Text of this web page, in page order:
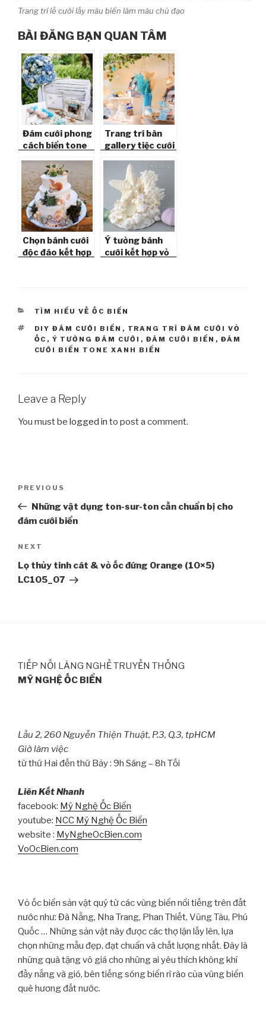
Trang trí lễ cưới lấy màu biển làm màu chủ đạo
BÀI ĐĂNG BẠN QUAN TÂM
Đám cưới phong
cách biển tone
biển
Trang trí bàn
gallery tiệc cưới
tone trắng &
xanh
Chọn bánh cưới
độc đáo kết hợp
Ý tưởng bánh
cưới kết hợp vỏ
CATEGORIES
TÌM HIỂU VỀ ỐC BIỂN
TAGS
DIY ĐÁM CƯỚI BIỂN , TRANG TRÍ ĐÁM CƯỚI VỎ
ỐC , Ý TƯỞNG ĐÁM CƯỚI , ĐÁM CƯỚI BIỂN , ĐÁM
CƯỚI BIỂN TONE XANH BIỂN
Leave a Reply
You must be logged in to post a comment.
Post
Previous
Post
PREVIOUS
Những vật dụng ton-sur-ton cần chuẩn bị cho
đám cưới biển
Next
Post
NEXT
Lọ thủy tinh cát & vỏ ốc đứng Orange (10×5)
LC105_07
TIẾP NỐI LÀNG NGHỀ TRUYỀN THỐNG
MỸ NGHỆ ỐC BIỂN
Lầu 2, 260 Nguyễn Thiện Thuật, P.3, Q.3, tpHCM
Giờ làm việc
từ thứ Hai đến thứ Bảy : 9h Sáng – 8h Tối
Liên Kết Nhanh
facebook: Mỹ Nghệ Ốc Biển
youtube: NCC Mỹ Nghệ Ốc Biển
website : MyNgheOcBien.com
VoOcBien.com
Vỏ ốc biển sản vật quý từ các vùng biển nổi tiếng trên đất
nước như: Đà Nẵng, Nha Trang, Phan Thiết, Vũng Tàu, Phú
Quốc … Những sản vật này được các thợ lặn lấy lên, lựa
chọn những mẫu đẹp, đạt chuẩn và chất lượng nhất. Đây là
những quà tặng vô giá cho những ai yêu thích không khí
đầy nắng và gió, bên tiếng sóng biển rì rào của vùng biển
quê hương đất nước.